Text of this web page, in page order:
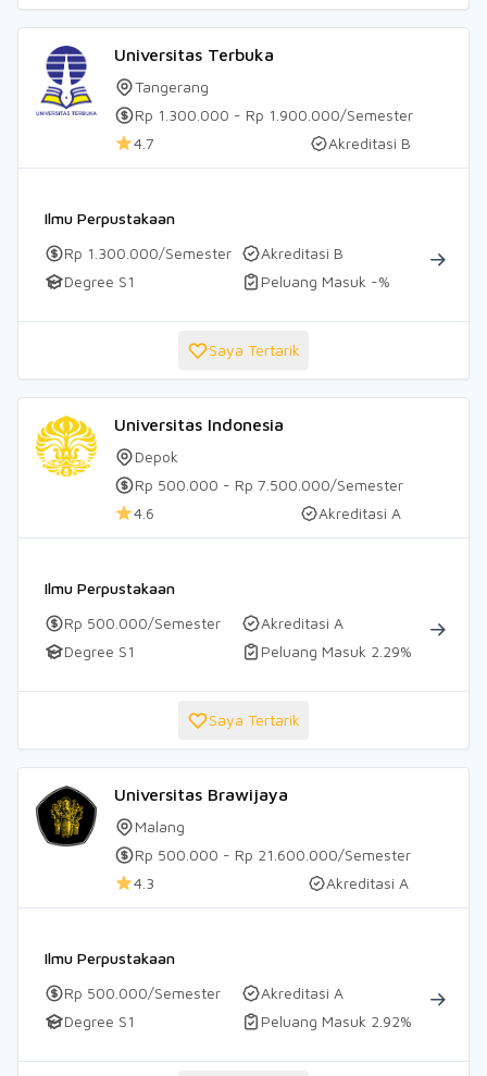
Universitas Terbuka
Tangerang
Rp 1.300.000 - Rp 1.900.000/Semester
4.7
Akreditasi B
Ilmu Perpustakaan
Rp 1.300.000/Semester
Akreditasi B
Degree S1
Peluang Masuk -%
Saya Tertarik
Universitas Indonesia
Depok
Rp 500.000 - Rp 7.500.000/Semester
4.6
Akreditasi A
Ilmu Perpustakaan
Rp 500.000/Semester
Akreditasi A
Degree S1
Peluang Masuk 2.29%
Saya Tertarik
Universitas Brawijaya
Malang
Rp 500.000 - Rp 21.600.000/Semester
4.3
Akreditasi A
Ilmu Perpustakaan
Rp 500.000/Semester
Akreditasi A
Degree S1
Peluang Masuk 2.92%